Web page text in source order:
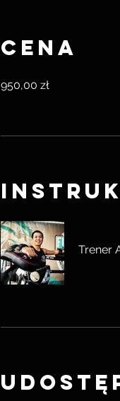
Cena
950,00 zł
Trener